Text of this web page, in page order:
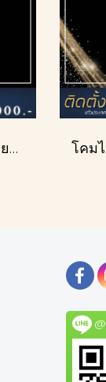
โคมไฟเพดาน แชนเดอเลียร์ รุ่น A028-D60